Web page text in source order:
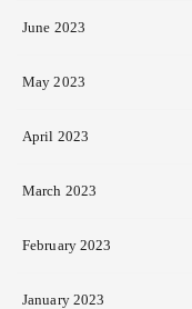
June 2023
May 2023
April 2023
March 2023
February 2023
January 2023